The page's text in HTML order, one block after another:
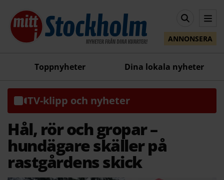
ANNONSERA
Toppnyheter Dina lokala nyheter
TV-klipp och nyheter
Hål, rör och gropar –
hundägare skäller på
rastgårdens skick